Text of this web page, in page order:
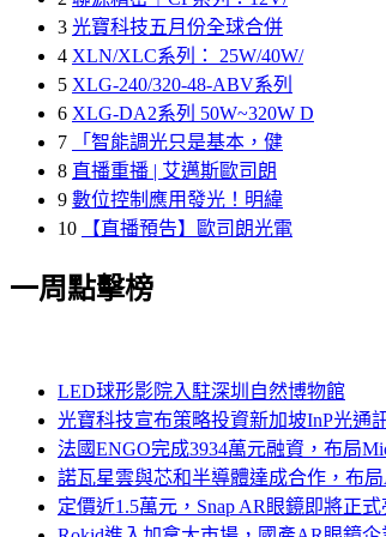
3 光寶科技五月份全球合併
4 XLN/XLC系列： 25W/40W/
5 XLG-240/320-48-ABV系列
6 XLG-DA2系列 50W~320W D
7
「智能調光只是基本，健
8 直播重播 | 艾邁斯歐司朗
9 數位控制應用發光！明緯
10
【直播預告】歐司朗光電
一周點擊榜
LED球形影院入駐深圳自然博物館
光寶科技宣布策略投資新加坡InP光通
法國ENGO完成3934萬元融資，布局
諾瓦星雲與芯和半導體達成合作，布
定價近1.5萬元，Snap AR眼鏡即將正式